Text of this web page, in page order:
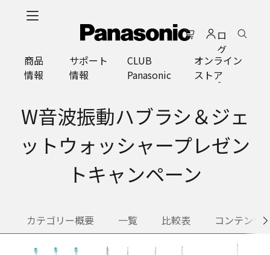
ロ
グ
イ
ン
商品
情報
サポート
情報
CLUB
Panasonic
オンライン
ストア
W音波振動ハブラシ＆ジェ
ットウォッシャープレゼン
トキャンペーン
カテゴリー概要 一覧 比較表 コンテンツ